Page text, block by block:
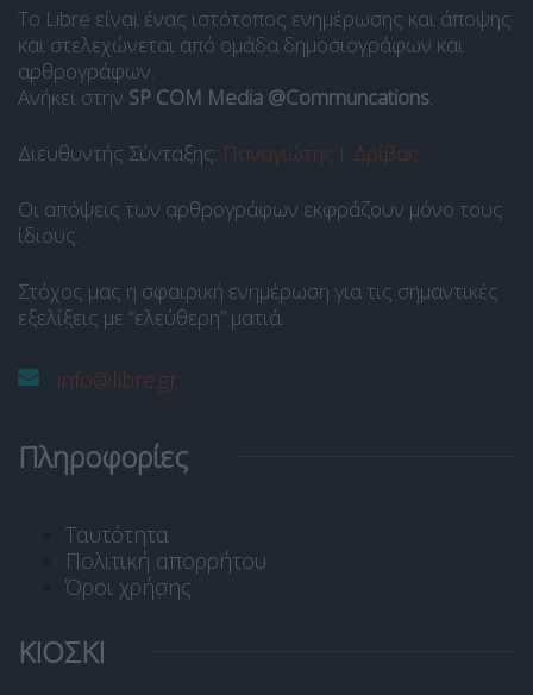
Το Libre είναι ένας ιστότοπος ενημέρωσης και άποψης
και στελεχώνεται από ομάδα δημοσιογράφων και
αρθρογράφων.
Ανήκει στην SP COM Media @Communcations.
Διευθυντής Σύνταξης: Παναγιώτης Ι. Δρίβας.
Οι απόψεις των αρθρογράφων εκφράζουν μόνο τους
ίδιους.
Στόχος μας η σφαιρική ενημέρωση για τις σημαντικές
εξελίξεις με “ελεύθερη” ματιά.
info@libre.gr
Πληροφορίες
Ταυτότητα
Πολιτική απορρήτου
Όροι χρήσης
ΚΙΟΣΚΙ